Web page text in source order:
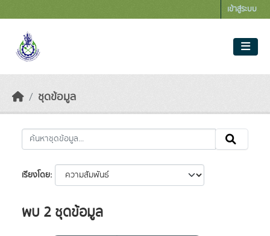
เข้าสู่ระบบ
ชุดข้อมูล
เรียงโดย
พบ 2 ชุดข้อมูล